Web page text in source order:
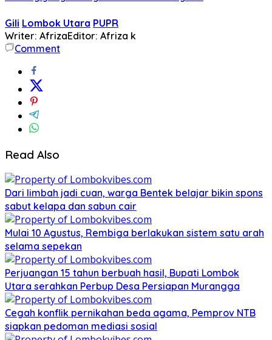
Gili Lombok Utara PUPR
Writer: AfrizaEditor: Afriza k
Comment
Read Also
Dari limbah jadi cuan, warga Bentek belajar bikin spons
sabut kelapa dan sabun cair
Mulai 10 Agustus, Rembiga berlakukan sistem satu arah
selama sepekan
Perjuangan 15 tahun berbuah hasil, Bupati Lombok
Utara serahkan Perbup Desa Persiapan Murangga
Cegah konflik pernikahan beda agama, Pemprov NTB
siapkan pedoman mediasi sosial